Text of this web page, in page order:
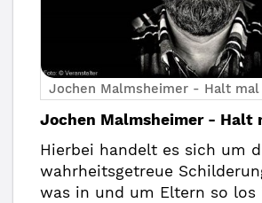
Jochen Malmsheimer - Halt mal
Jochen Malmsheimer - Halt
Hierbei handelt es sich um
wahrheitsgetreue
was in und um Eltern so los